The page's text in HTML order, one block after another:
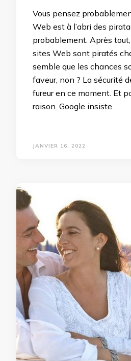
Vous pensez
Web est à l’abri des
probablement. Après
sites Web sont piratés
semble que les chances
faveur, non ? La sécurité
fureur en ce moment. Et
raison. Google insiste …
JANVIER 16, 2022